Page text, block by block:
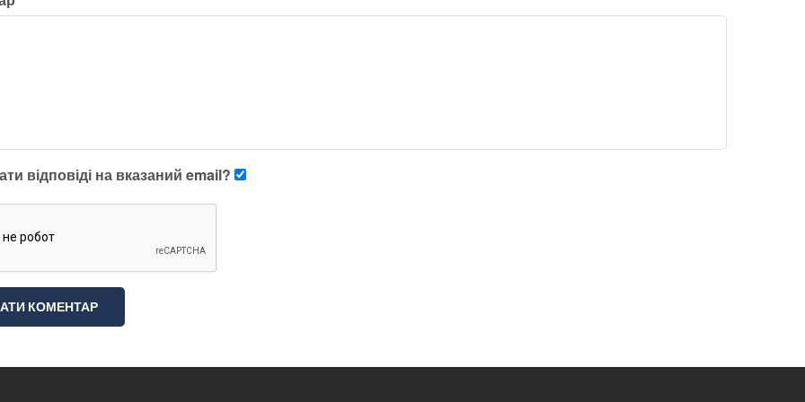
відповіді на вказаний email?